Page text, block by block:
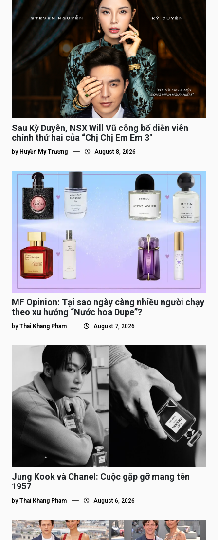
Sau Kỳ Duyên, NSX Will Vũ công bố diễn viên
chính thứ hai của “Chị Chị Em Em 3″
by Huyền My Trương August 8, 2026
MF Opinion: Tại sao ngày càng nhiều người chạy
theo xu hướng “Nước hoa Dupe”?
by Thai Khang Pham August 7, 2026
Jung Kook và Chanel: Cuộc gặp gỡ mang tên
1957
by Thai Khang Pham August 6, 2026